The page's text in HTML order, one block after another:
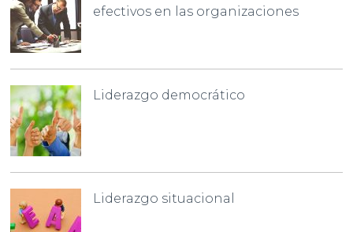
efectivos en las organizaciones
Liderazgo democrático
Liderazgo situacional